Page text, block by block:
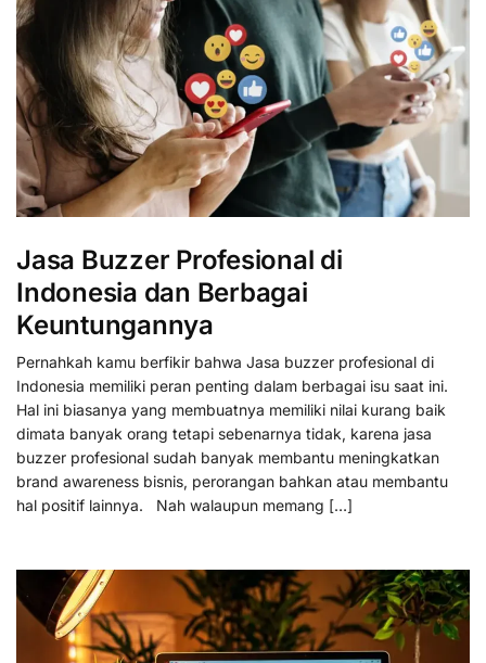
Jasa Buzzer Profesional di
Indonesia dan Berbagai
Keuntungannya
Pernahkah kamu berfikir bahwa Jasa buzzer profesional di
Indonesia memiliki peran penting dalam berbagai isu saat ini.
Hal ini biasanya yang membuatnya memiliki nilai kurang baik
dimata banyak orang tetapi sebenarnya tidak, karena jasa
buzzer profesional sudah banyak membantu meningkatkan
brand awareness bisnis, perorangan bahkan atau membantu
hal positif lainnya. Nah walaupun memang […]